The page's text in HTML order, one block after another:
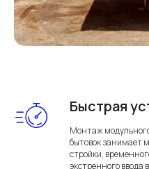
Быстрая
Монтаж
бытовок занимает
стройки,
экстренного ввода